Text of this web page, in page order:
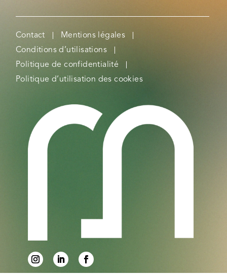
Contact
Mentions légales
Conditions d’utilisations
Politique de confidentialité
Politique d’utilisation des cookies